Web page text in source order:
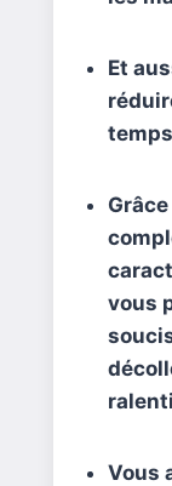
Et
vous
Vous